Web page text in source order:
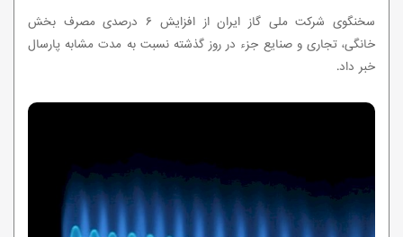
سخنگوی شرکت ملی گاز ایران از افزایش ۶ درصدی مصرف بخش
خانگی، تجاری و صنایع جزء در روز گذشته نسبت به مدت مشابه پارسال
خبر داد.